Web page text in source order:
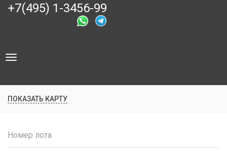
+7(495) 1-3456-99
Toggle
ПОКАЗАТЬ КАРТУ